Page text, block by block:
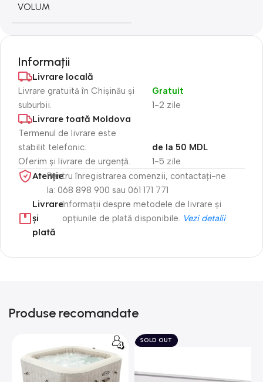
VOLUM
Informații
Livrare locală
Livrare gratuită în Chișinău și
suburbii.
1-2 zile
Gratuit
Livrare toată Moldova
Termenul de livrare este
stabilit telefonic.
Oferim și livrare de urgență.
1-5 zile
de la 50 MDL
Atenție​Pentru înregistrarea comenzii, contactați-ne
la: 068 898 900 sau 061 171 771
Livrare
și
plată
Informații despre metodele de livrare și
opțiunile de plată disponibile. Vezi detalii
Produse recomandate
SOLD OUT